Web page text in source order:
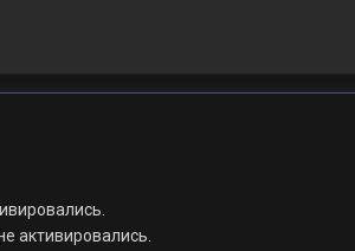
активировались.